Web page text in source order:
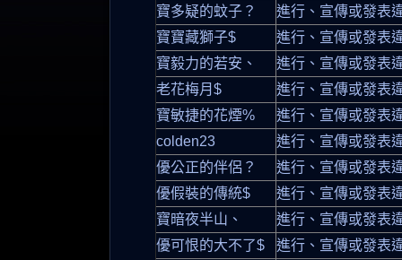
寶多疑的蚊子？
進行、宣傳或發表
寶寶藏獅子$
進行、宣傳或發表
寶毅力的若安、
進行、宣傳或發表
老花梅月$
進行、宣傳或發表
寶敏捷的花煙%
進行、宣傳或發表
colden23
進行、宣傳或發表
優公正的伴侶？
進行、宣傳或發表
優假裝的傳統$
進行、宣傳或發表
寶暗夜半山、
進行、宣傳或發表
優可恨的大不了$
進行、宣傳或發表